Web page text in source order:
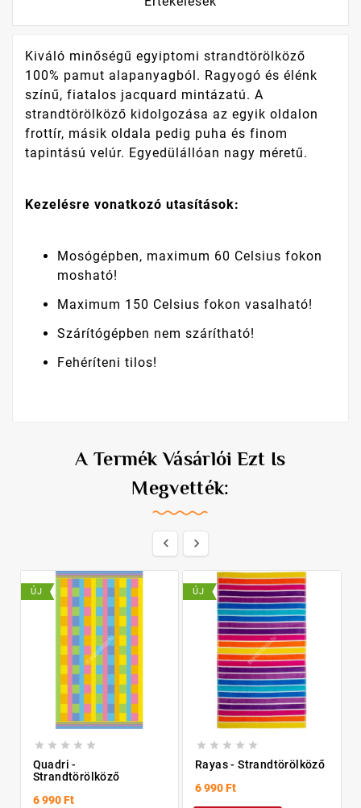
Kiváló minőségű egyiptomi strandtörölköző
100% pamut alapanyagból. Ragyogó és élénk
színű, fiatalos jacquard mintázatú. A
strandtörölköző kidolgozása az egyik oldalon
frottír, másik oldala pedig puha és finom
tapintású velúr. Egyedülállóan nagy méretű.
Kezelésre vonatkozó utasítások:
Mosógépben, maximum 60 Celsius fokon
mosható!
Maximum 150 Celsius fokon vasalható!
Szárítógépben nem szárítható!
Fehéríteni tilos!
A Termék Vásárlói Ezt Is
Megvették:
 
ÚJ
    
Quadri -
Strandtörölköző
6 990 Ft
ÚJ
    
Rayas - Strandtörölköző
6 990 Ft